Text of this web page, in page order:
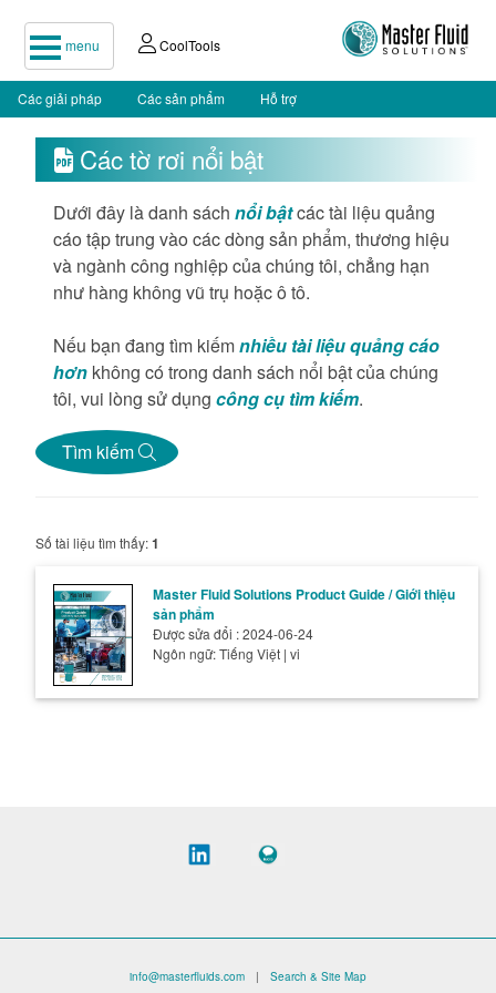
menu CoolTools
Các giải pháp Các sản phẩm Hỗ trợ
Các tờ rơi nổi bật
Dưới đây là danh sách nổi bậtcác tài liệu quảng
cáo tập trung vào các dòng sản phẩm, thương hiệu
và ngành công nghiệp của chúng tôi, chẳng hạn
như hàng không vũ trụ hoặc ô tô.
Nếu bạn đang tìm kiếmnhiều tài liệu quảng cáo
hơn không có trong danh sách nổi bật của chúng
tôi, vui lòng sử dụng công cụ tìm kiếm.
Tìm kiếm
Số tài liệu tìm thấy:1
Master Fluid Solutions Product Guide / Giới thiệu
sản phẩm
Được sửa đổi : 2024-06-24
Ngôn ngữ: Tiếng Việt | vi
info@masterfluids.com | Search & Site Map